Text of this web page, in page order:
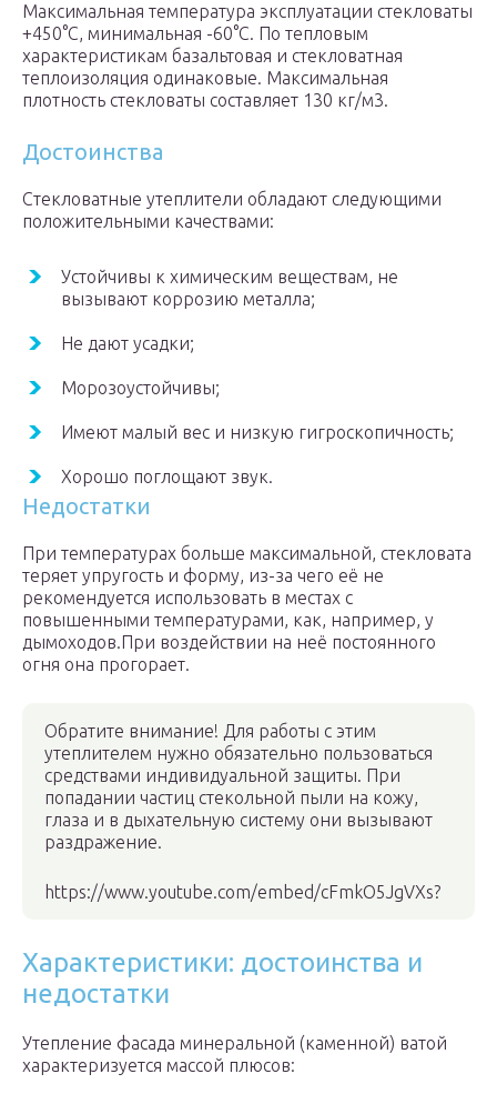
Максимальная температура эксплуатации стекловаты
+450°C, минимальная -60°С. По тепловым
характеристикам базальтовая и стекловатная
теплоизоляция одинаковые. Максимальная
плотность стекловаты составляет 130 кг/м3.
Достоинства
Стекловатные утеплители обладают следующими
положительными качествами:
Устойчивы к химическим веществам, не
вызывают коррозию металла;
Не дают усадки;
Морозоустойчивы;
Имеют малый вес и низкую гигроскопичность;
Хорошо поглощают звук.
Недостатки
При температурах больше максимальной, стекловата
теряет упругость и форму, из-за чего её не
рекомендуется использовать в местах с
повышенными температурами, как, например, у
дымоходов.При воздействии на неё постоянного
огня она прогорает.
Обратите внимание! Для работы с этим
утеплителем нужно обязательно пользоваться
средствами индивидуальной защиты. При
попадании частиц стекольной пыли на кожу,
глаза и в дыхательную систему они вызывают
раздражение.
https://www.youtube.com/embed/cFmkO5JgVXs?
Характеристики: достоинства и
недостатки
Утепление фасада минеральной (каменной) ватой
характеризуется массой плюсов: